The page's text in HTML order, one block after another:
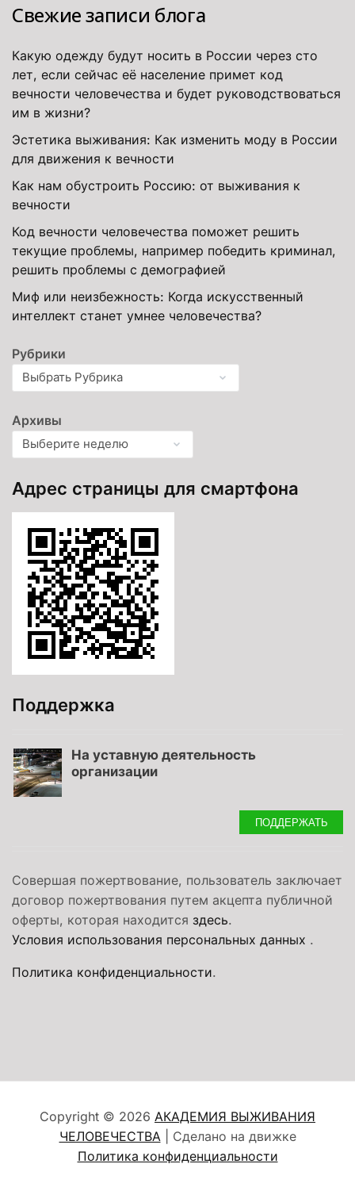
Свежие записи блога
Какую одежду будут носить в России через сто
лет, если сейчас её население примет код
вечности человечества и будет руководствоваться
им в жизни?
Эстетика выживания: Как изменить моду в России
для движения к вечности
Как нам обустроить Россию: от выживания к
вечности
Код вечности человечества поможет решить
текущие проблемы, например победить криминал,
решить проблемы с демографией
Миф или неизбежность: Когда искусственный
интеллект станет умнее человечества?
Рубрики
Архивы
Адрес страницы для смартфона
Поддержка
На уставную деятельность
организации
ПОДДЕРЖАТЬ
Совершая пожертвование, пользователь заключает
договор пожертвования путем акцепта публичной
оферты, которая находится здесь.
Условия использования персональных данных .
Политика конфиденциальности.
Copyright © 2026 АКАДЕМИЯ ВЫЖИВАНИЯ
ЧЕЛОВЕЧЕСТВА | Сделано на движке
Политика конфиденциальности